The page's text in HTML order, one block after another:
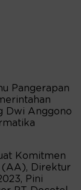
Pangerapan
Dwi Anggono
Komitmen
(AA), Direktur
Pini